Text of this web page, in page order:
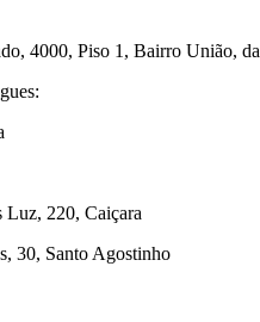
4000, Piso 1, Bairro União,
Luz, 220, Caiçara
30, Santo Agostinho